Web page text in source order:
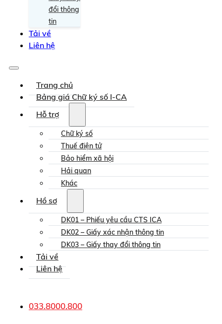
đổi thông
tin
Tải về
Liên hệ
Trang chủ
Bảng giá Chữ ký số I-CA
Hỗ trợ
Chữ ký số
Thuế điện tử
Bảo hiểm xã hội
Hải quan
Khác
Hồ sơ
DK01 – Phiếu yêu cầu CTS ICA
DK02 – Giấy xác nhận thông tin
DK03 – Giấy thay đổi thông tin
Tải về
Liên hệ
033.8000.800